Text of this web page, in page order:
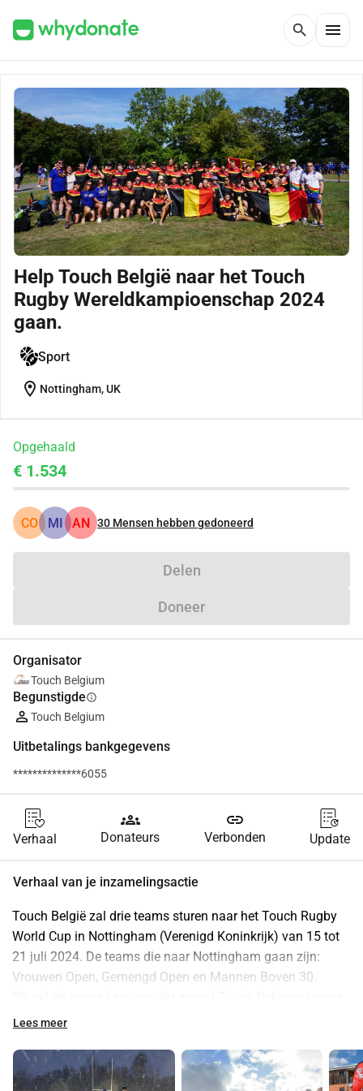
search menu
Help Touch België naar het Touch
Rugby Wereldkampioenschap 2024
gaan.
Sport
location_on Nottingham, UK
Opgehaald
€ 1.534
CO MI AN 30 Mensen hebben gedoneerd
Delen
Doneer
Organisator
Touch Belgium
Begunstigdeinfo
Touch Belgium
Uitbetalings bankgegevens
**************6055
Verhaal
groups
Donateurs
link
Verbonden Update
Verhaal van je inzamelingsactie
Touch België zal drie teams sturen naar het Touch Rugby
World Cup in Nottingham (Verenigd Koninkrijk) van 15 tot
21 juli 2024. De teams die naar Nottingham gaan zijn:
Vrouwen Open, Gemengd Open en Mannen Boven 30.
tegelijkertijd deelnemen aan een Wereldbeker en we zijn
deelname aan de Wereldbeker, wat een grote last is voor
hen als amateur sporters. Het gedoneerde geld zal onze
Lees meer